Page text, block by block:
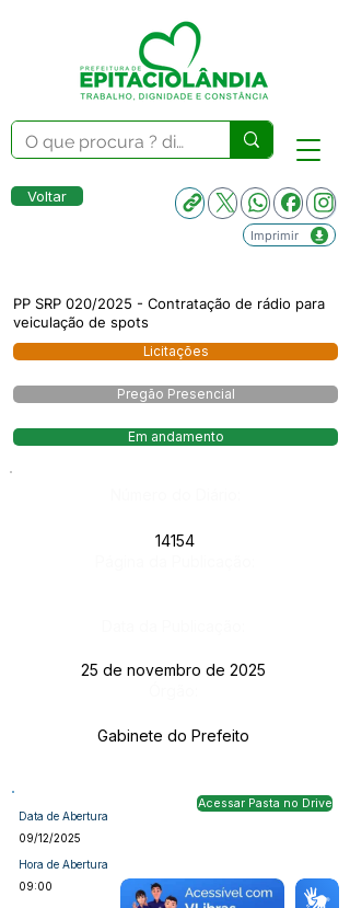
Voltar
Imprimir
PP SRP 020/2025 - Contratação de rádio para
veiculação de spots
Licitações
Pregão Presencial
Em andamento
14154
25 de novembro de 2025
Gabinete do Prefeito
Data de Abertura
09/12/2025
Hora de Abertura
09:00
Acessar Pasta no Drive